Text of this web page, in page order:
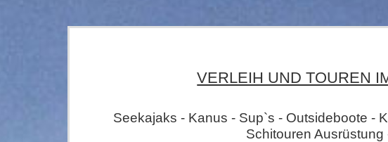
VERLEIH UND TOUREN
Seekajaks - Kanus - Sup`s - Outsideboote -
Schitouren